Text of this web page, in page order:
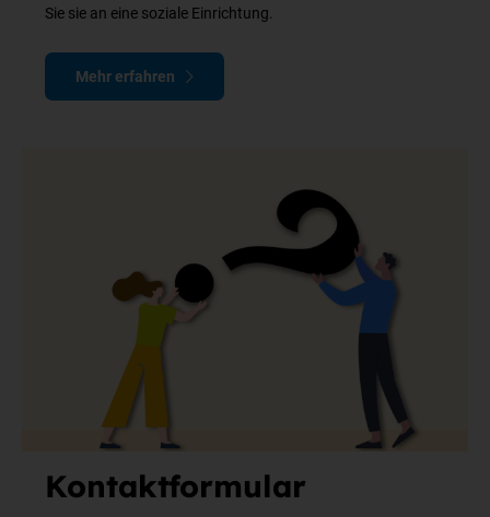
Sie sie an eine soziale Einrichtung.
Mehr erfahren
Kontaktformular